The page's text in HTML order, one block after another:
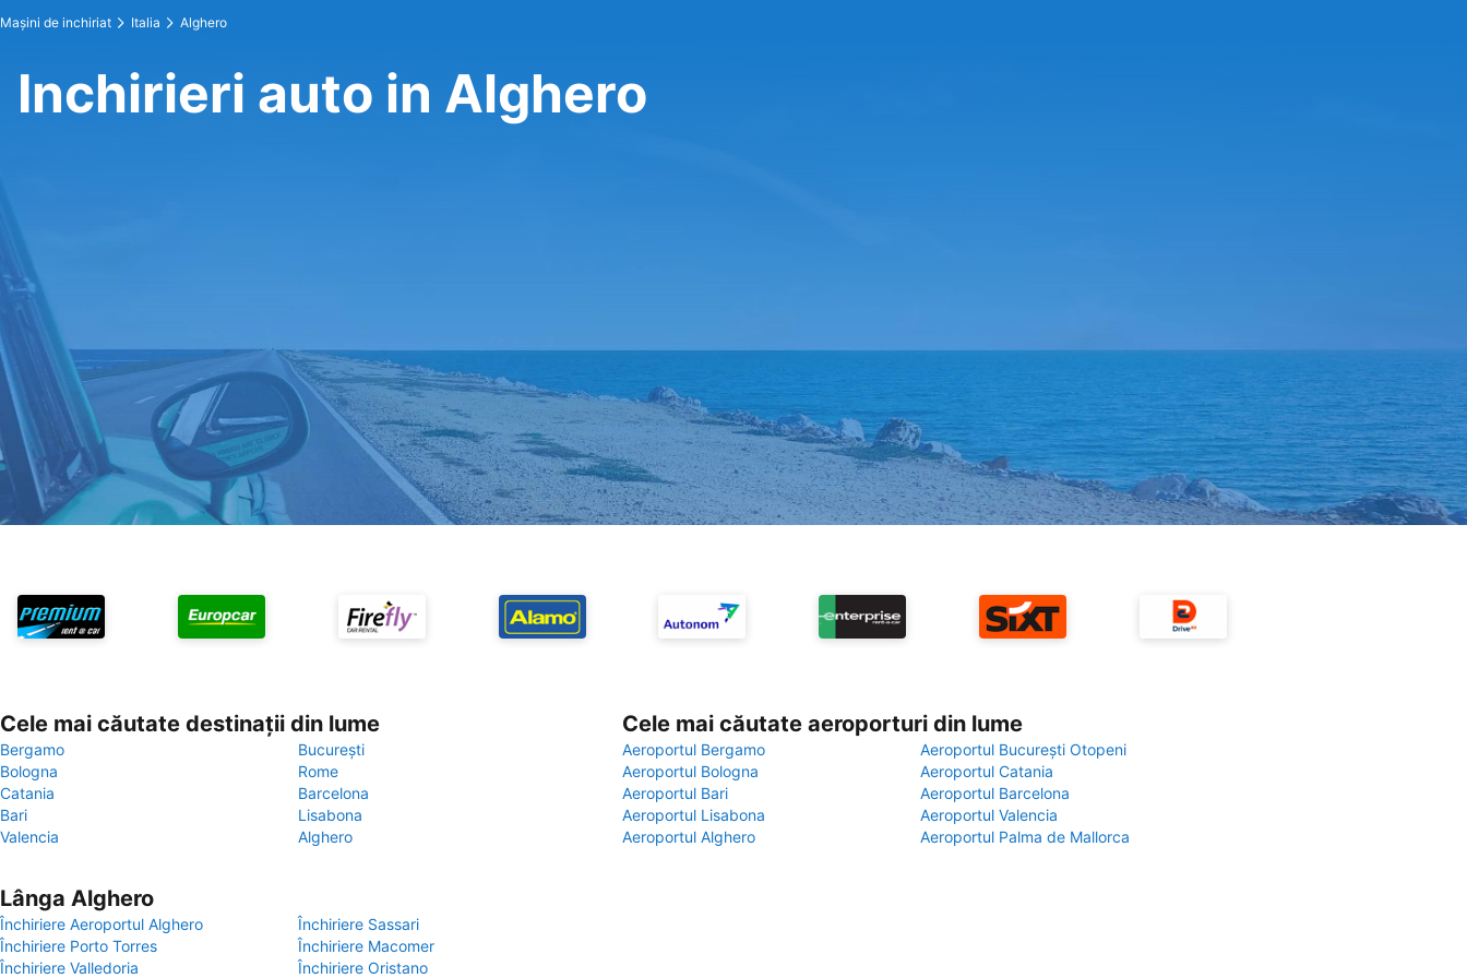
Maşini de inchiriat Italia Alghero
Inchirieri auto in Alghero
Cele mai căutate destinații din lume
Bergamo
București
Bologna
Rome
Catania
Barcelona
Bari
Lisabona
Valencia
Alghero
Cele mai căutate aeroporturi din lume
Aeroportul Bergamo
Aeroportul București Otopeni
Aeroportul Bologna
Aeroportul Catania
Aeroportul Bari
Aeroportul Barcelona
Aeroportul Lisabona
Aeroportul Valencia
Aeroportul Alghero
Aeroportul Palma de Mallorca
Lânga Alghero
Închiriere Aeroportul Alghero
Închiriere Sassari
Închiriere Porto Torres
Închiriere Macomer
Închiriere Valledoria
Închiriere Oristano